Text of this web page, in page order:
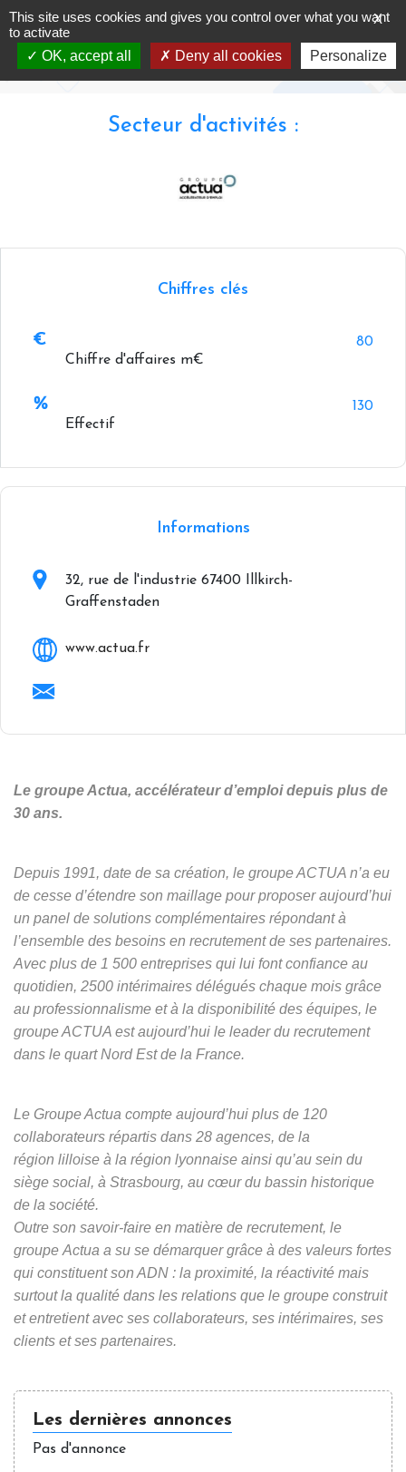
Skip
to
content
ACTUA
Accueil - Annuaire - ACTUA
Secteur d'activités :
Chiffres clés
Chiffre d'affaires m€
80
Effectif
130
+
Informations
32, rue de l'industrie 67400 Illkirch-
Graffenstaden
www.actua.fr
Le groupe Actua, accélérateur d’emploi depuis plus de
30 ans.
Depuis 1991, date de sa création, le groupe ACTUA n’a eu
de cesse d’étendre son maillage pour proposer aujourd’hui
un panel de solutions complémentaires répondant à
l’ensemble des besoins en recrutement de ses partenaires.
Avec plus de 1 500 entreprises qui lui font confiance au
quotidien, 2500 intérimaires délégués chaque mois grâce
au professionnalisme et à la disponibilité des équipes, le
groupe ACTUA est aujourd’hui le leader du recrutement
dans le quart Nord Est de la France.
Le Groupe Actua compte aujourd’hui plus de 120
collaborateurs répartis dans 28 agences, de la
région lilloise à la région lyonnaise ainsi qu’au sein du
siège social, à Strasbourg, au cœur du bassin historique
de la société.
Outre son savoir-faire en matière de recrutement, le
groupe Actua a su se démarquer grâce à des valeurs fortes
qui constituent son ADN : la proximité, la réactivité mais
surtout la qualité dans les relations que le groupe construit
et entretient avec ses collaborateurs, ses intérimaires, ses
clients et ses partenaires.
Les dernières annonces
Pas d'annonce
X
This site uses cookies and gives you control over what you want
to activate
OK, accept all
Deny all cookies Personalize